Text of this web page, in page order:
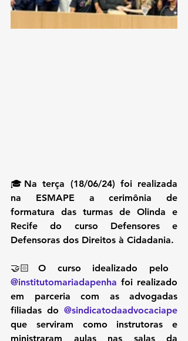
🎓Na terça (18/06/24) foi realizada
na ESMAPE a cerimônia de
formatura das turmas de Olinda e
Recife do curso Defensores e
Defensoras dos Direitos à Cidadania.
@institutomariadapenha foi realizado
em parceria com as advogadas
filiadas do @sindicatodaadvocaciape
que serviram como instrutoras e